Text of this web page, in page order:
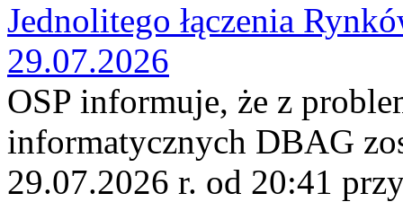
Jednolitego łączenia
29.07.2026
OSP informuje, że z
informatycznych DBAG
29.07.2026 r. od 20:41